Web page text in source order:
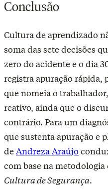
Conclusão
Cultura de aprendizado
soma das sete decisões
zero do acidente e o dia
registra apuração rápida,
que nomeia o
reativo, ainda que o
contrário. Para um
que sustenta apuração e
deAndreza Araújo
com base na metodologia
Cultura de Segurança.